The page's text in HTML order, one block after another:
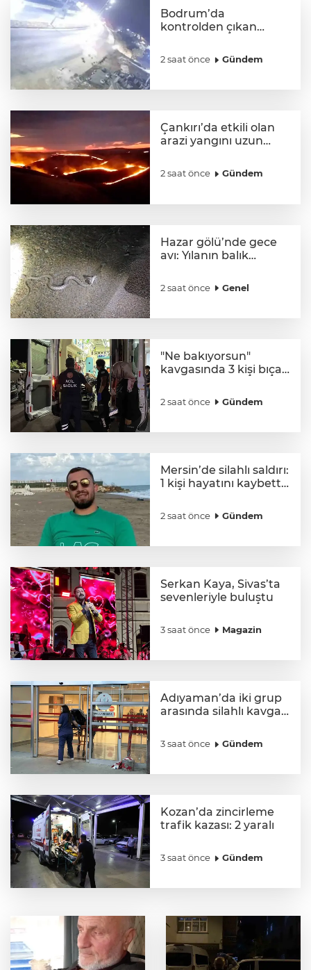
Bodrum’da
kontrolden çıkan
otoparkına yuvarlandı
2 saat önce Gündem
Çankırı’da etkili olan
arazi yangını uzun
kontrol altına alındı
2 saat önce Gündem
Hazar gölü’nde gece
avı: Yılanın balık
2 saat önce Genel
"Ne bakıyorsun"
kavgasında 3 kişi bıçak
2 saat önce Gündem
Mersin’de silahlı saldırı:
1 kişi hayatını kaybetti,
2 saat önce Gündem
Serkan Kaya, Sivas’ta
sevenleriyle buluştu
3 saat önce Magazin
Adıyaman’da iki grup
arasında silahlı kavga:
3 saat önce Gündem
Kozan’da zincirleme
trafik kazası: 2 yaralı
3 saat önce Gündem